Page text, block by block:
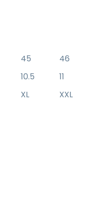
45 46
10.5 11
XL XXL